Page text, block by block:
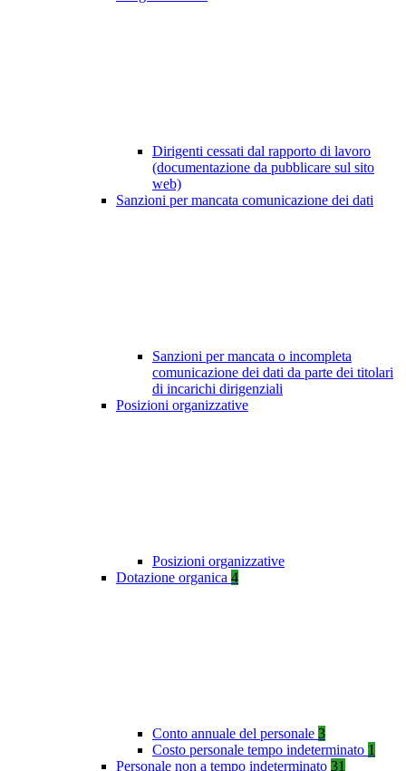
Dirigenti cessati dal rapporto di lavoro
(documentazione da pubblicare sul sito
web)
Sanzioni per mancata comunicazione dei dati
Sanzioni per mancata o incompleta
comunicazione dei dati da parte dei titolari
di incarichi dirigenziali
Posizioni organizzative
Posizioni organizzative
Dotazione organica 4
Conto annuale del personale 3
Costo personale tempo indeterminato 1
Personale non a tempo indeterminato 31